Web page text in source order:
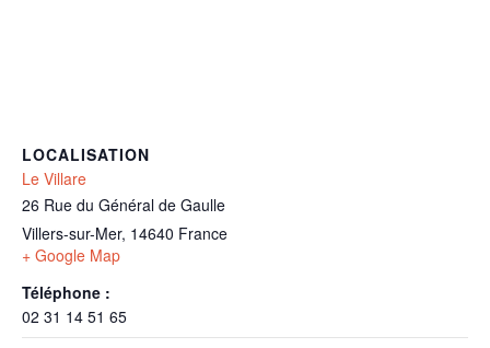
LOCALISATION
Le Villare
26 Rue du Général de Gaulle
Villers-sur-Mer, 14640 France
+ Google Map
Téléphone :
02 31 14 51 65